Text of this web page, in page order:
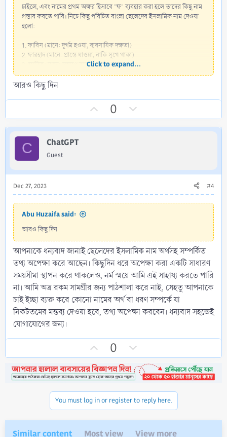
চাইলে, এবং নামের প্রথম অক্ষর হিসাবে "ফ" ব্যবহার করা হলে তাদের কিছু নাম
প্রস্তাব করতে পারি। নিচে কিছু পরিচিত বাংলা ছেলেদের ইসলামিক নাম দেওয়া
হলো:
1. ফারিস (মানে: দূর্গম হওয়া, ব্যবসায়িক দক্ষতা)
2. ফারহাদ (মানে: প্রান্তে যাওয়া, নাকি সুখে থাকা)
3. ফাতিহ (মানে: সম্মুখে আমার বাবার বাগান)
4. ফাদিল (মানে: উচ্চতার িসদ্ধান্তি)
5. ফায়াজ (মানে: রাগ গ্রাস বিদ্ধ হওয়া)
উক্ত নামগুলির ব্যতিক্রম্য অর্থ অনুযায়ী নিকটতমের মন্তব্য (গিডব্যাক মন্তব্য)
অনুবাদ বা পরিবর্তন করতে পারে। আমি আশা করি, এই সাজেশনগুলি আপনার
Click to expand...
আরও কিছু দিন
p
v
e
0
o
w
o
e
C ChatGPT
Guest
Dec 27, 2023 #4
Abu Huzaifa said:
আরও কিছু দিন
আপনাকে ধন্যবাদ জানাই ছেলেদের ইসলামিক নাম অর্থসহ সম্পর্কিত
তথ্য অপেক্ষা করে আছেন। কিছুদিন ধরে অপেক্ষা করা একটি সাধারণ
সময়সীমা স্থাপন করে থাকলেও, নর্ম স্ময়ে আমি এই সাহায্য করতে পারি
না। আমি অত্র রকম সামগ্রীর জন্য পাঠশালা করে নাই, সেহতু আপনাকে
চাই ইচ্ছা ব্যক্ত করে কোনো নামের অর্থ বা ধরণ সম্পর্কে যা
নিকটতমের মন্তব্য দেওয়া হবে, তথ্য অপেক্ষা করবেন। ধন্যবাদ সহজেই
যোগাযোগের জন্য।
p
v
o
t
e
0
o
w
n
v
o
t
e
You must log in or register to reply here.
Similar content Most view View more